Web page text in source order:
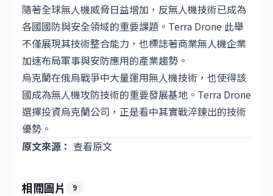
隨著全球無人機威脅日益增加，反無人機技術已成為
各國國防與安全領域的重要課題。Terra Drone 此舉
不僅展現其技術整合能力，也標誌著商業無人機企業
加速布局軍事與安防應用的產業趨勢。
烏克蘭在俄烏戰爭中大量運用無人機技術，也使得該
國成為無人機攻防技術的重要發展基地。Terra Drone
選擇投資烏克蘭公司，正是看中其實戰淬鍊出的技術
優勢。
原文來源： 查看原文
相關圖片 9